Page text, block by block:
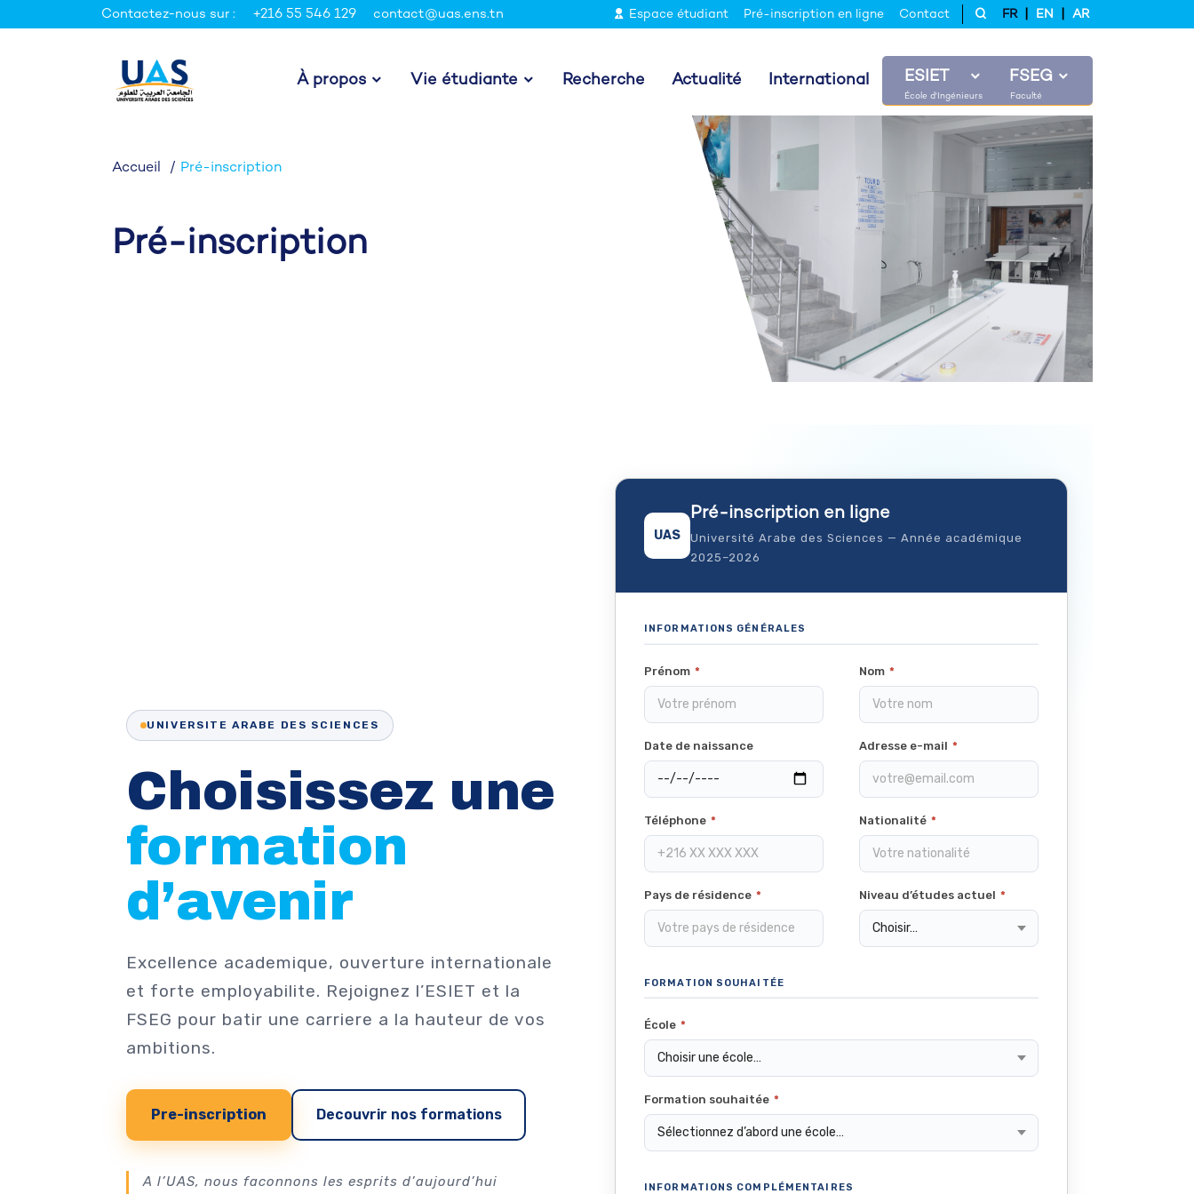
Contactez-nous sur : +216 55 546 129 contact@uas.ens.tn Espace étudiant Pré-inscription en ligne Contact FR EN AR
À propos Vie étudiante Recherche Actualité International ESIET FSEG
Accueil Pré-inscription
Pré-inscription
UNIVERSITE ARABE DES SCIENCES
Choisissez une
formation
d’avenir
Excellence academique, ouverture internationale
et forte employabilite. Rejoignez l’ESIET et la
FSEG pour batir une carriere a la hauteur de vos
ambitions.
Pre-inscription Decouvrir nos formations
A l’UAS, nous faconnons les esprits d’aujourd’hui
UAS
Pré-inscription en ligne
Université Arabe des Sciences — Année académique
2025–2026
INFORMATIONS GÉNÉRALES
Prénom * Nom *
Date de naissance Adresse e-mail *
Téléphone * Nationalité *
Pays de résidence * Niveau d’études actuel *
FORMATION SOUHAITÉE
École *
Formation souhaitée *
INFORMATIONS COMPLÉMENTAIRES